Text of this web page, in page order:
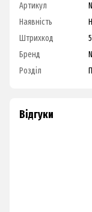
Артикул
Наявність
Штрихкод
Бренд
Розділ
Відгуки